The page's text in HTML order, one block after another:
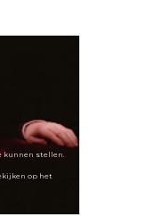
kunnen stellen.
op het